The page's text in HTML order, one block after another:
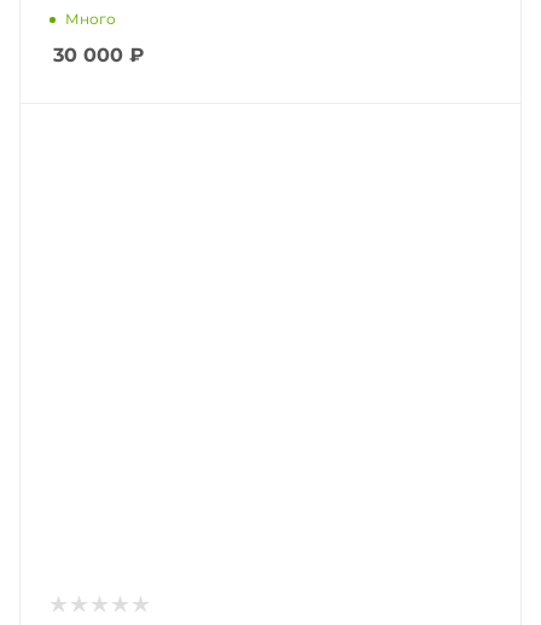
Много
30 000 ₽